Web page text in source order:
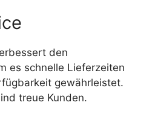
den
es schnelle Lieferzeiten
gewährleistet.
treue Kunden.